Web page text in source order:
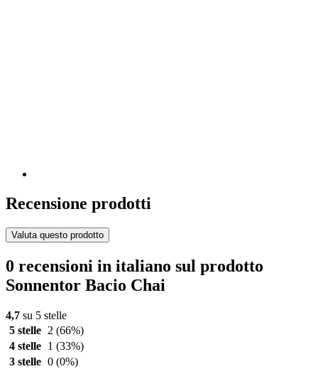
Recensione prodotti
Valuta questo prodotto
0 recensioni in italiano sul prodotto
Sonnentor Bacio Chai
4,7 su 5 stelle
5 stelle
2 (66%)
4 stelle
1 (33%)
3 stelle 0 (0%)